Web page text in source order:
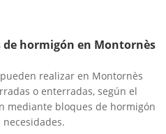
de hormigón en Montornès
realizar en Montornès
o enterradas, según el
mediante bloques de hormigón